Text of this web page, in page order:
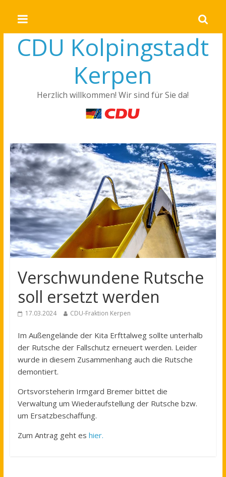
CDU Kolpingstadt
Kerpen
Herzlich willkommen! Wir sind für Sie da!
Verschwundene Rutsche
soll ersetzt werden
17.03.2024 CDU-Fraktion Kerpen
Im Außengelände der Kita Erfttalweg sollte unterhalb
der Rutsche der Fallschutz erneuert werden. Leider
wurde in diesem Zusammenhang auch die Rutsche
demontiert.
Ortsvorsteherin Irmgard Bremer bittet die
Verwaltung um Wiederaufstellung der Rutsche bzw.
um Ersatzbeschaffung.
Zum Antrag geht es hier.